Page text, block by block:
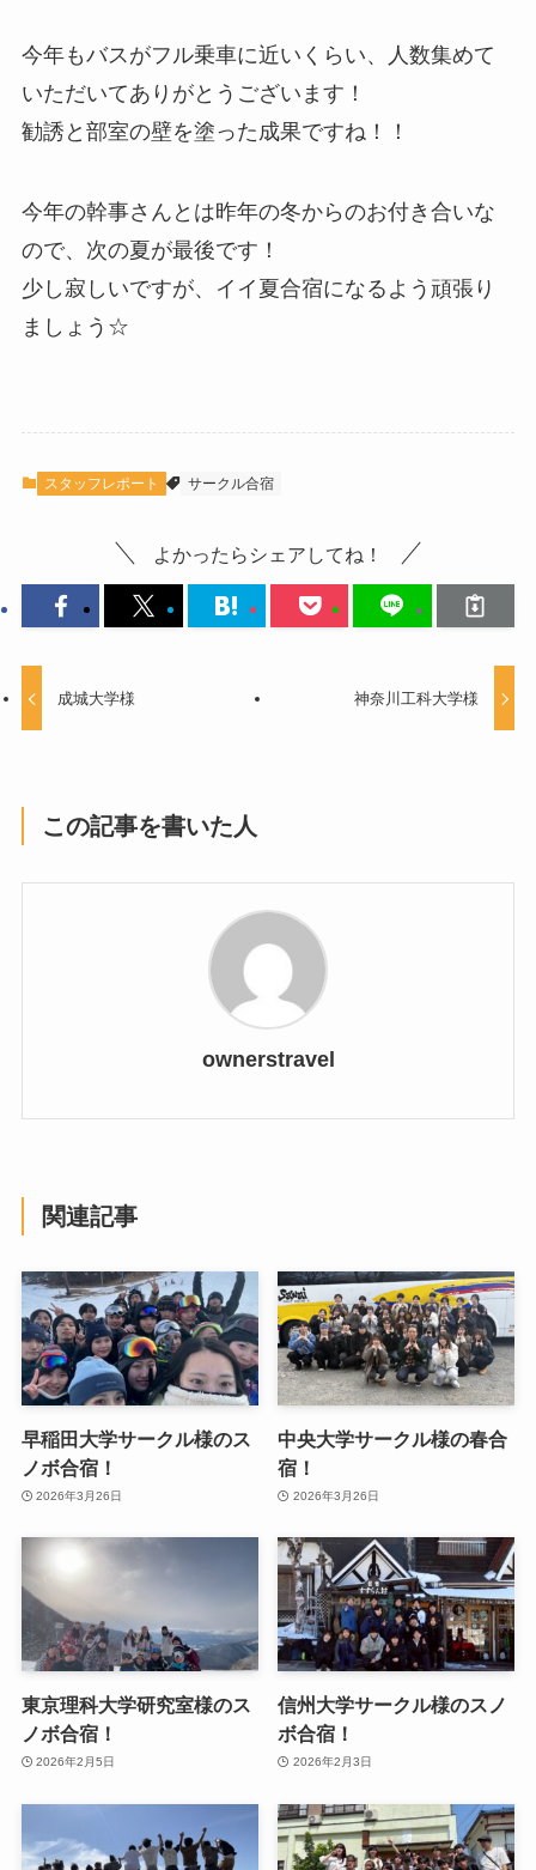
今年もバスがフル乗車に近いくらい、人数集めて
いただいてありがとうございます！
勧誘と部室の壁を塗った成果ですね！！
今年の幹事さんとは昨年の冬からのお付き合いな
ので、次の夏が最後です！
少し寂しいですが、イイ夏合宿になるよう頑張り
ましょう☆
スタッフレポート サークル合宿
よかったらシェアしてね！
成城大学様 神奈川工科大学様
この記事を書いた人
ownerstravel
関連記事
早稲田大学サークル様のス
ノボ合宿！
2026年3月26日
中央大学サークル様の春合
宿！
2026年3月26日
東京理科大学研究室様のス
ノボ合宿！
2026年2月5日
信州大学サークル様のスノ
ボ合宿！
2026年2月3日